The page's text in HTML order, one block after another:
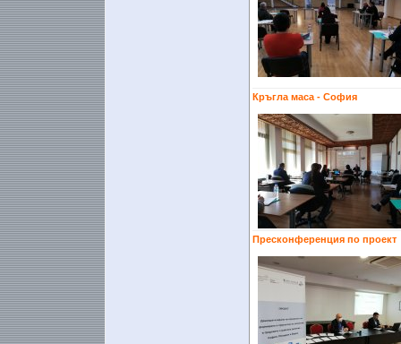
Кръгла маса - София
Пресконференция по проект